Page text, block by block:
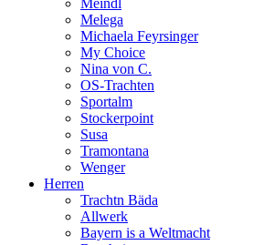
Meindl
Melega
Michaela Feyrsinger
My Choice
Nina von C.
OS-Trachten
Sportalm
Stockerpoint
Susa
Tramontana
Wenger
Herren
Trachtn Bäda
Allwerk
Bayern is a Weltmacht